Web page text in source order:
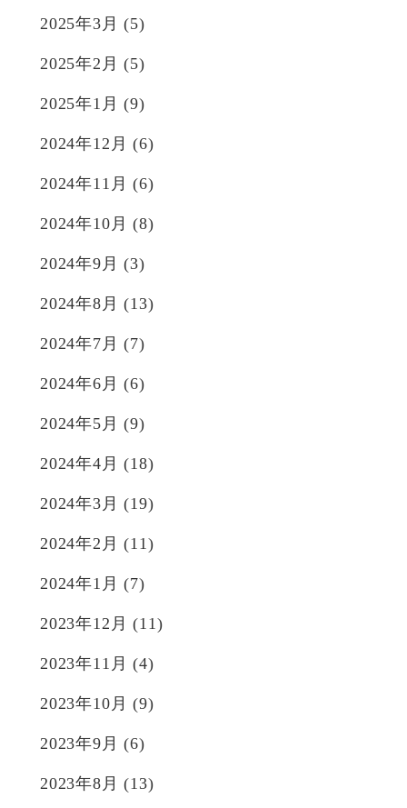
2025年3月 (5)
2025年2月 (5)
2025年1月 (9)
2024年12月 (6)
2024年11月 (6)
2024年10月 (8)
2024年9月 (3)
2024年8月 (13)
2024年7月 (7)
2024年6月 (6)
2024年5月 (9)
2024年4月 (18)
2024年3月 (19)
2024年2月 (11)
2024年1月 (7)
2023年12月 (11)
2023年11月 (4)
2023年10月 (9)
2023年9月 (6)
2023年8月 (13)